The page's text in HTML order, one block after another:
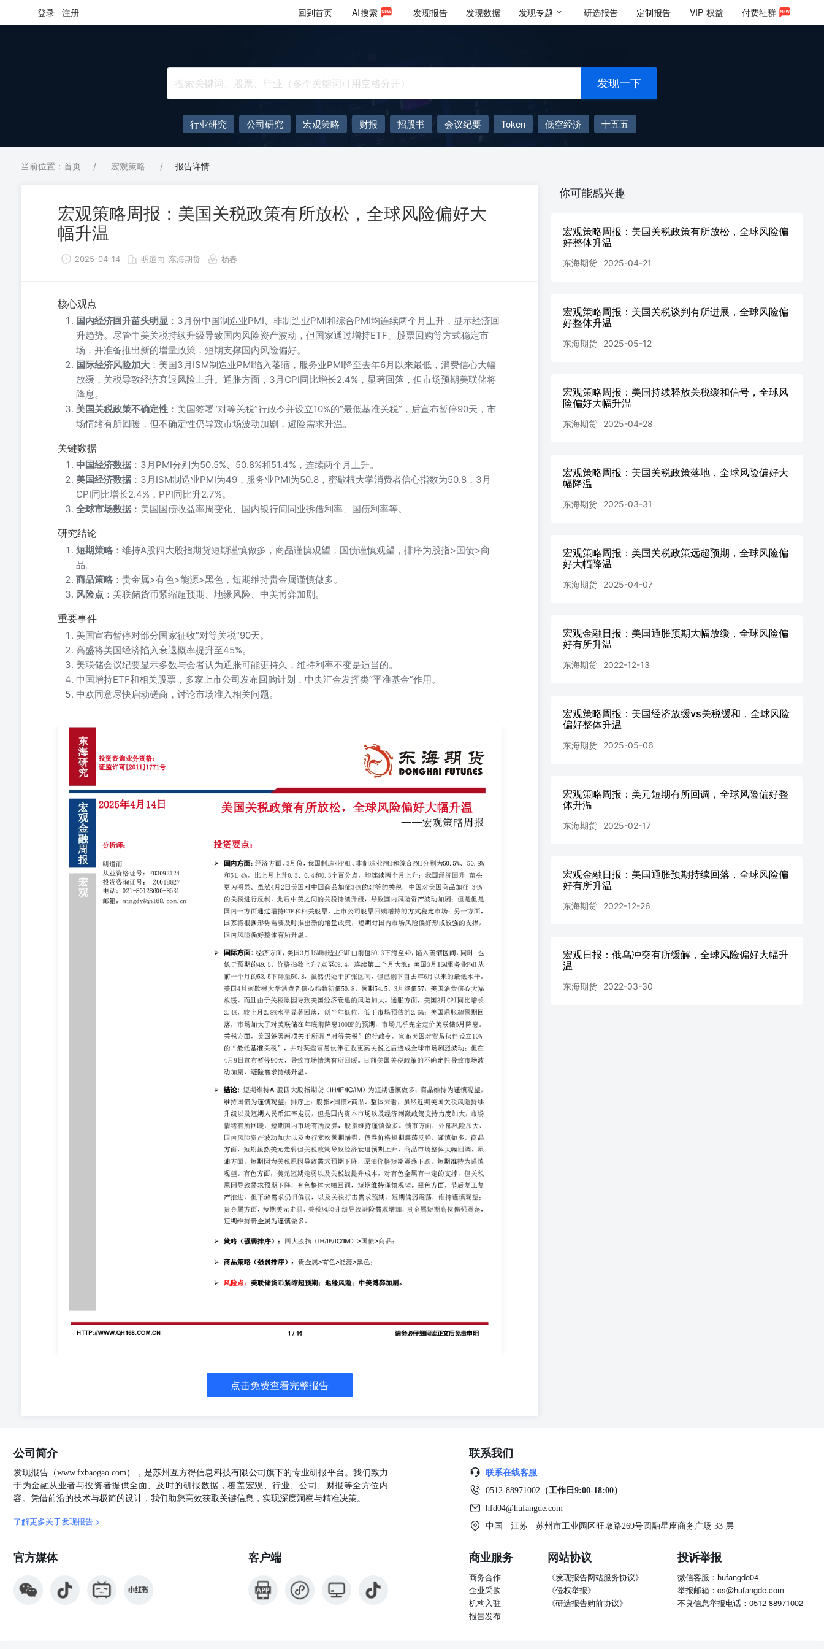
登录 注册 回到首页 AI搜索 发现报告 发现数据 发现专题 研选报告 定制报告 VIP 权益 付费社群
发现一下
行业研究 公司研究 宏观策略 财报 招股书 会议纪要 Token 低空经济
十五五
AIGC
大模型
当前位置：首页 / 宏观策略 / 报告详情
宏观策略周报：美国关税政策有所放松，全球风险偏好大
幅升温
2025-04-14 明道雨 东海期货 杨春
核心观点
国内经济回升苗头明显 ：3月份中国制造业PMI、非制造业PMI和综合PMI均连续两个月上升，显示经济回
升趋势。尽管中美关税持续升级导致国内风险资产波动，但国家通过增持ETF、股票回购等方式稳定市
场，并准备推出新的增量政策，短期支撑国内风险偏好。
国际经济风险加大 ：美国3月ISM制造业PMI陷入萎缩，服务业PMI降至去年6月以来最低，消费信心大幅
放缓，关税导致经济衰退风险上升。通胀方面，3月CPI同比增长2.4%，显著回落，但市场预期美联储将
降息。
美国关税政策不确定性 ：美国签署“对等关税”行政令并设立10%的“最低基准关税”，后宣布暂停90天，市
场情绪有所回暖，但不确定性仍导致市场波动加剧，避险需求升温。
关键数据
中国经济数据 ：3月PMI分别为50.5%、50.8%和51.4%，连续两个月上升。
美国经济数据 ：3月ISM制造业PMI为49，服务业PMI为50.8，密歇根大学消费者信心指数为50.8，3月
CPI同比增长2.4%，PPI同比升2.7%。
全球市场数据 ：美国国债收益率周变化、国内银行间同业拆借利率、国债利率等。
研究结论
短期策略 ：维持A股四大股指期货短期谨慎做多，商品谨慎观望，国债谨慎观望，排序为股指>国债>商
品。
商品策略 ：贵金属>有色>能源>黑色，短期维持贵金属谨慎做多。
风险点 ：美联储货币紧缩超预期、地缘风险、中美博弈加剧。
重要事件
美国宣布暂停对部分国家征收“对等关税”90天。
高盛将美国经济陷入衰退概率提升至45%。
美联储会议纪要显示多数与会者认为通胀可能更持久，维持利率不变是适当的。
中国增持ETF和相关股票，多家上市公司发布回购计划，中央汇金发挥类“平准基金”作用。
中欧同意尽快启动磋商，讨论市场准入相关问题。
50.5%、50.8%和51.4%，比上月上升0.3、0.4和0.3个百分点，均连续两个月上升；我国经济回升苗头更为明显。虽然4月2日美国
对中国商品加征34%的对等的关税，中国对美国商品加征34%的关税进行反制，此后中美之间的关税持续升级，导致国内风险资
产波动加剧；但是但是国内一方面通过增持ETF和相关股票、上市公司股票回购增持的方式稳定市场；另一方面，国家将根据形
势需要及时推出新的增量政策，短期对国内市场风险偏好形成较强的支撑，国内风险偏好整体有所升温。 明道雨从业资格证
号：F03092124投资咨询证号：Z0018827电话：021-80128600-8631邮箱：mingdy@qh168.com.cn 国际方面：经济方面，美国3月
ISM制造业PMI由前值50.3下滑至49，陷入萎缩区间，同时也低于预期的49.5。价格指数上升7点至69.4，连续第二个月大涨；美
国3月ISM服务业PMI从前一个月的53.5下降至50.8，虽然仍处于扩张区间，但已创下自去年6月以来的最低水平。美国4月密歇根
大学消费者信心指数初值50.8，预期54.5，3月终值57；美国消费信心大幅放缓。而且由于关税原因导致美国经济衰退的风险加
大。通胀方面，美国3月CPI同比增长2.4%，较上月2.8%水平显著回落，创半年低位，低于市场预估的2.6%；美国通胀超预期回
落，市场加大了对美联储在年底前降息100BP的预期，市场几乎完全定价美联储6月降息。关税方面，美国签署两项关于所谓“对
等关税”的行政令，宣布美国对贸易伙伴设立10%的“最低基准关税”，并对某些贸易伙伴征收更高关税之后造成全球市场剧烈波
动；但在4月9日宣布暂停90天，导致市场情绪有所回暖。目前美国关税政策的不确定性导致市场波动加剧，避险需求持续升温。
结论：短期维持A股四大股指期货（IH/IF/IC/IM）为短期谨慎做多；商品维持为谨慎观望，维持国债为谨慎观望；排序上：股
指>国债>商品。整体来看，虽然近期美国关税风险持续升级以及短期人民币汇率走弱，但是国内资本市场以及经济刺激政策支
持力度加大，市场情绪有所回暖，短期国内市场有所反弹，股指维持谨慎做多。债市方面，外部风险加大、国内风险资产波动加
大以及央行宽松预期增强，债券价格短期震荡反弹，谨慎做多。商品方面，短期虽然美元走弱但关税政策导致经济衰退预期上
升，商品市场整体大幅回调。原油方面，短期因为关税原因导致需求预期下降，原油价格短期震荡下跌，短期维持为谨慎观望。
有色方面，美元短期走弱以及关税战提升成本，对有色金属有一定的支撑，但关税原因导致需求预期下降，有色整体大幅回调，
短期维持谨慎观望。黑色方面，节后复工复产推进，但下游需求仍旧偏弱，以及关税打击需求预期，短期偏弱震荡，维持谨慎观
望；贵金属方面，短期美元走弱、关税风险升级导致避险需求增加，贵金属短期高位偏强震荡，短期维持贵金属为谨慎做多。 
策略（强弱排序）：四大股指（IH/IF/IC/IM）>国债>商品； 商品策略（强弱排序）：贵金属>有色>能源>黑色； 风险点：美
联储货币紧缩超预期；地缘风险；中美博弈加剧。 一、上周重要要闻及事件 1、4月7日，白宫表示，“对部分国家暂停90天的关
税”是假新闻。此前，据媒体报道，关于美国新关税政策将暂停90天的传言在美国网络传播，这似乎是对白宫经济顾问凯文·哈塞
特的采访所引发，该采访引发了猜测和市场动荡。白宫并未对此做任何确认，而哈塞特原话是“总统会做出他要做的决定”。消息
传开后，纳斯达克指数一度从跌5％转为涨超4％，标普指数涨超3％。 2、4月7日，高盛在最新发布的研报中表示，将未来12个
月美国经济陷入衰退的概率从此前的35%大幅提升至45%，同时将美国2025年四季度GDP增长预测从之前的1.0%下调至仅0.5%。
衡”；所有与会者认为考虑到经济前景的不确定性明显，维持利率不变是适当的。官员预计今年关税将导致通货膨胀率上升，几
乎所有与会者认为通胀风险偏向上行，而就业风险则偏向下行。 4、4月10日，美国3月CPI同比增长2.4%，较上月2.8%水平显著
回落，创半年低位，低于市场预估的2.6%；3月CPI环比意外下降0.1%，大幅低于市场预估（增长0.1%），前值为增长0.2%。
CPI数据发布后，交易员加大了对美联储在年底前降息整整一个百分点的押注，市场几乎完全定价美联储6月降息。但有华尔街
人士警告称，如果关税政策全面实施，美国通胀可能将面临巨大的上行压力。 5、4月10日，美联储柯林斯表示，利率政策处于
良好状态，目前保持稳定似乎是最佳选择；美联储今年可能仍有降息的空间；关税将推动通胀上升，并减缓经济增长水平；重新
出现的价格压力可能会使美联储推迟降息；关税可能使核心通胀在今年“远超”3%；看到通胀风险向上，经济增长风险向下。 6、
4月10日，美国上周初请失业金人数22.3万人，预期22.3万人，前值21.9万人。 7、4月11日，美联储威廉姆斯表示，美联储政策
已为未来发展做好准备；经济受到高度不确定性的困扰；关税与贸易是巨大不确定性的关键驱动因素；预计今年经济增长将大幅
放缓至1%；预计今年失业率将升至4.5%-5%之间；关税将使今年的通胀率升至3.5%至4%之间；仍然全力致力于将通胀率恢复到
2%。 8、4月11日，美国3月PPI同比升2.7%，预期升3.3%，前值升3.2%；环比降0.4%，为2023年10月以来最大降幅，预期升
0.2%，前值从持平修正为升0.1%。核心PPI同比升3.3%，预期升3.6%，前值升3.4%；环比降0.1%，预期升0.3%，前值从降0.1%
6.7%，为1981年以来最高水平，预期5.1%，3月终值5.0%。 10、4月11日，美东时间4月12日，美方公布相关备忘录，豁免计算
0.4%，前值降0.3%。欧元区4月Sentix投资者信心指数-19.5，预期-10，前值-2.9。 12、4月9日，欧盟27个成员国投票表决通过了
盟执委会主席冯德莱恩表示，欧盟同意将原定于4月15日针对美国关税的反制措施暂停90天。她表示，进一步反制措施的准备工
作仍在继续，如果谈判不能令人满意，将采取反制措施。 14、4月7日，人民日报发表评论员文章指出，面对美滥施关税的乱
拳，我们心中有数、手上有招。未来根据形势需要，降准、降息等货币政策工具已留有充分调整余地，随时可以出台；财政政策
场发展前景，充分认可当前A股配置价值，已再次增持了交易型开放式指数基金（ETF），未来将继续增持，坚决维护资本市场
国社会保障基金理事会消息，全国社会保障基金理事会近日已主动增持国内股票，近期将继续增持。 17、4月7日-8日，资本市
场迎来回购增持潮。超百家上市公司密集发布回购、重要股东增持公告，提振市场信心。其中，多家公司推出数十亿元规模的回
购计划。值得注意的是，包括20家央企上市公司在内的能源、建筑、军工等重点领域的央企同步行动，通过真金白银的资本运作
传递市场信心。 18、4月8日，中国证券报头版发表评论文章称，从央行、金融监管总局、国资委等多部门密集部署，到中央汇
金公司积极发挥类“平准基金”作用，再到全国社保基金理事会、国有资本运营公司、央国企集团、保险机构、上市公司“真金白
银”实施增持、回购，4月7日以来的稳市“组合拳”快速出手、协调发力，向市场传递了“稳住股市”的强烈信号。在稳市机制更加
优化、政策工具储备充足、基本面稳中向好的支撑下，政策“组合拳”功效将得到更好发挥，定将进一步增强股市“稳得住”的信
领域高层对话尽早举行。总理指出，中国今年的宏观政策充分考虑了各种不确定因素，也有充足的储备政策工具，完全能够对冲
分享发展机遇。 20、4月8日，商务部、外交部回应美方威胁升级对华关税指出，中方对此坚决反对。商务部表示，如果美方升
级关税措施落地，中方将坚决采取反制措施维护自身权益。外交部强调，如果美方执意打关税战、贸易战，中方必将奉陪到底。
21、4月8日，财政部、住建部开展2025年度中央财政支持实施城市更新行动。中央财政按区域对实施城市更新行动城市给予定额
补助。其中：东部地区每个城市补助总额不超过8亿元，中部地区每个城市补助总额不超过10亿元，西部地区每个城市补助总额
点击免费查看完整报告
你可能感兴趣
宏观策略周报：美国关税政策有所放松，全球风险偏
好整体升温
东海期货 2025-04-21
宏观策略周报：美国关税谈判有所进展，全球风险偏
好整体升温
东海期货 2025-05-12
宏观策略周报：美国持续释放关税缓和信号，全球风
险偏好大幅升温
东海期货 2025-04-28
宏观策略周报：美国关税政策落地，全球风险偏好大
幅降温
东海期货 2025-03-31
宏观策略周报：美国关税政策远超预期，全球风险偏
好大幅降温
东海期货 2025-04-07
宏观金融日报：美国通胀预期大幅放缓，全球风险偏
好有所升温
东海期货 2022-12-13
宏观策略周报：美国经济放缓vs关税缓和，全球风险
偏好整体升温
东海期货 2025-05-06
宏观策略周报：美元短期有所回调，全球风险偏好整
体升温
东海期货 2025-02-17
宏观金融日报：美国通胀预期持续回落，全球风险偏
好有所升温
东海期货 2022-12-26
宏观日报：俄乌冲突有所缓解，全球风险偏好大幅升
温
东海期货 2022-03-30
公司简介
发现报告（www.fxbaogao.com），是苏州互方得信息科技有限公司旗下的专业研报平台。我们致力
于为金融从业者与投资者提供全面、及时的研报数据，覆盖宏观、行业、公司、财报等全方位内
容。凭借前沿的技术与极简的设计，我们助您高效获取关键信息，实现深度洞察与精准决策。
了解更多关于发现报告 >
官方媒体 客户端
联系我们
联系在线客服
0512-88971002 （工作日9:00-18:00）
hfd04@hufangde.com
中国 · 江苏 · 苏州市工业园区旺墩路269号圆融星座商务广场 33 层
商业服务
商务合作
企业采购
机构入驻
报告发布
网站协议
《发现报告网站服务协议》
《侵权举报》
《研选报告购前协议》
投诉举报
微信客服：hufangde04
举报邮箱：cs@hufangde.com
不良信息举报电话：0512-88971002